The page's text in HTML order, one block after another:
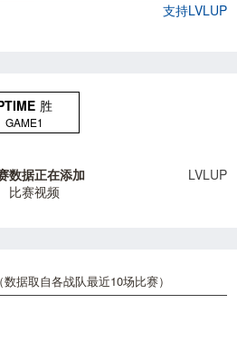
支持LVLUP
胜
GAME1
数据正在添加
比赛视频
LVLUP
数据取自各战队最近10场比赛）